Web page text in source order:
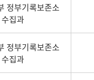
정부기록보존소
수집과
정부기록보존소
수집과